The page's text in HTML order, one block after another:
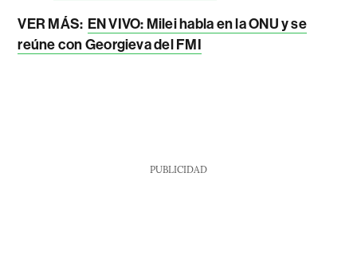
VER MÁS: EN VIVO: Milei habla en la ONU y se
reúne con Georgieva del FMI
PUBLICIDAD